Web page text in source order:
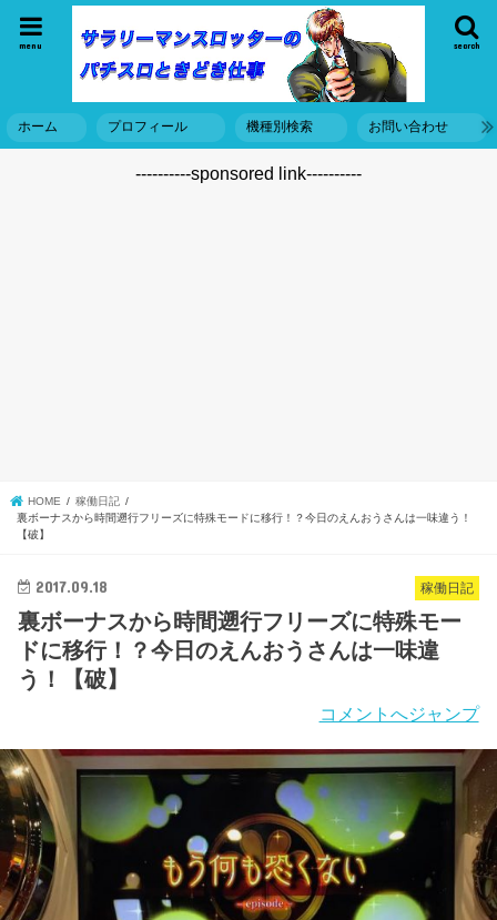
search
menu
ホーム プロフィール 機種別検索 お問い合わせ
----------sponsored link----------
HOME
稼働日記
裏ボーナスから時間遡行フリーズに特殊モードに移行！？今日のえんおうさんは一味違う！
【破】
稼働日記
2017.09.18
裏ボーナスから時間遡行フリーズに特殊モー
ドに移行！？今日のえんおうさんは一味違
う！【破】
コメントへジャンプ